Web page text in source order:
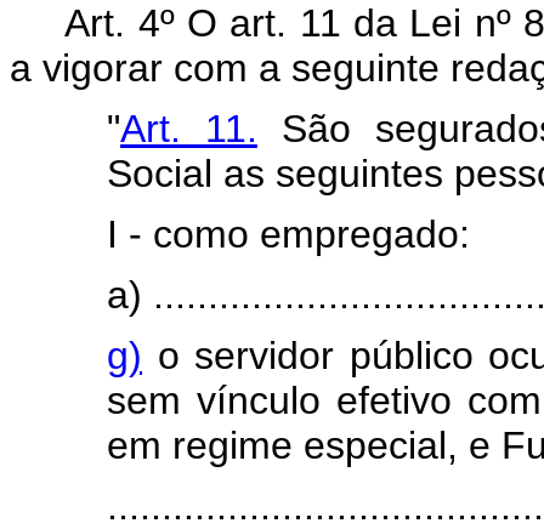
Art. 4º O art. 11 da Lei nº
a vigorar com a seguinte
"Art. 11. São
Social as seguintes
I - como empregado:
a)
g) o servidor público
sem vínculo efetivo
em regime especial, e